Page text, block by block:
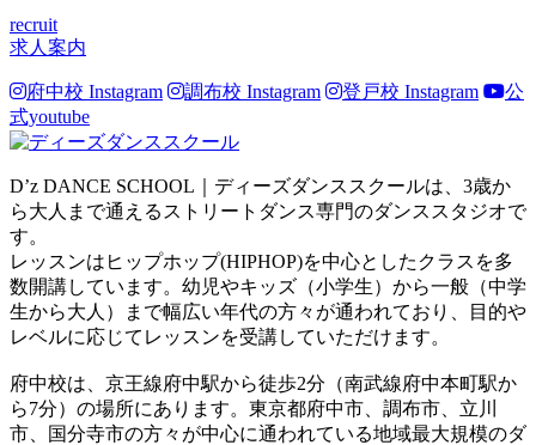
recruit
求人案内
府中校 Instagram 調布校 Instagram 登戸校 Instagram
公
式youtube
D’z DANCE SCHOOL｜ディーズダンススクールは、3歳か
ら大人まで通えるストリートダンス専門のダンススタジオで
す。
レッスンはヒップホップ(HIPHOP)を中心としたクラスを多
数開講しています。幼児やキッズ（小学生）から一般（中学
生から大人）まで幅広い年代の方々が通われており、目的や
レベルに応じてレッスンを受講していただけます。
府中校は、京王線府中駅から徒歩2分（南武線府中本町駅か
ら7分）の場所にあります。東京都府中市、調布市、立川
市、国分寺市の方々が中心に通われている地域最大規模のダ